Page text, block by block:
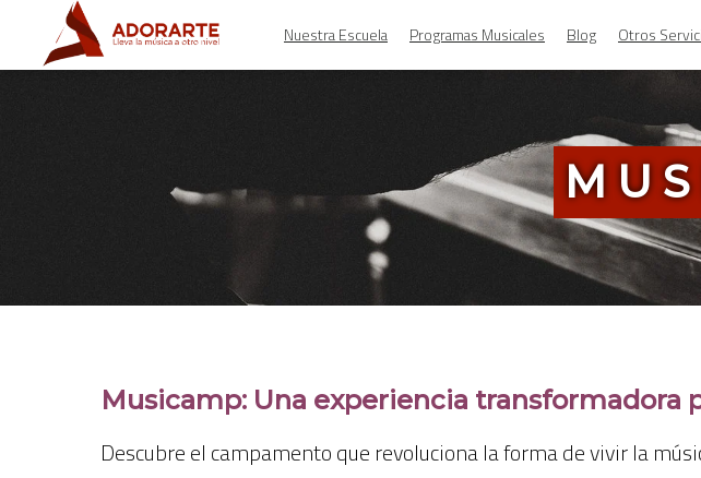
Nuestra Escuela Programas Musicales Blog Otros
Musicamp: Una experiencia transformadora
Descubre el campamento que revoluciona la forma de vivir la